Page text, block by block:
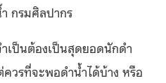
กรมศิลปากร
เป็นต้องเป็นสุดยอดนักดำ
วรที่จะพอดำน้ำได้บ้าง หรือ